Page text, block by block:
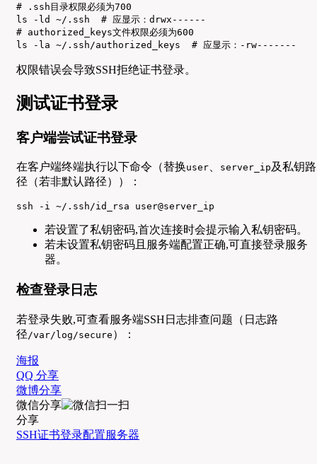
# .ssh目录权限必须为700
ls -ld ~/.ssh  # 应显示：drwx------
# authorized_keys文件权限必须为600
ls -la ~/.ssh/authorized_keys  # 应显示：-rw-------
权限错误会导致SSH拒绝证书登录。
测试证书登录
客户端尝试证书登录
在客户端终端执行以下命令（替换user、 server_ip及私钥路
径（若非默认路径））：
ssh -i ~/.ssh/id_rsa user@server_ip
若设置了私钥密码,首次连接时会提示输入私钥密码。
若未设置私钥密码且服务端配置正确,可直接登录服务
器。
检查登录日志
若登录失败,可查看服务端SSH日志排查问题（日志路
径 /var/log/secure ）：
海报
QQ 分享
微博分享
微信分享
分享
SSH证书登录配置服务器